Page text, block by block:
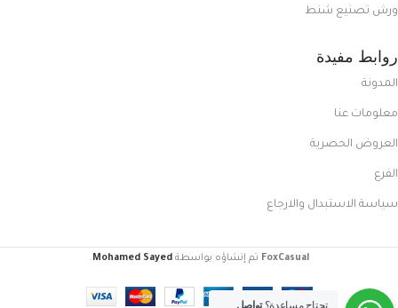
ورش تصنيع شنط
روابط مفيدة
المدونة
معلومات عنا
العروض الحصرية
الفرع
سياسة الاستبدال والارجاع
FoxCasual تم إنشاؤه بواسطةMohamed Sayed
.
كوتش
تحتاج مساعدة؟تواصل